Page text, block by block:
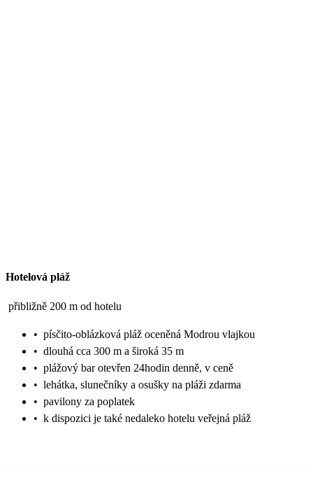
Hotelová pláž
přibližně 200 m od hotelu
• písčito-oblázková pláž oceněná Modrou vlajkou
• dlouhá cca 300 m a široká 35 m
• plážový bar otevřen 24hodin denně, v ceně
• lehátka, slunečníky a osušky na pláži zdarma
• pavilony za poplatek
• k dispozici je také nedaleko hotelu veřejná pláž